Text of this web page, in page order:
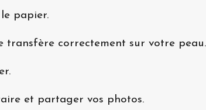
papier.
transfère correctement sur votre
et partager vos photos.